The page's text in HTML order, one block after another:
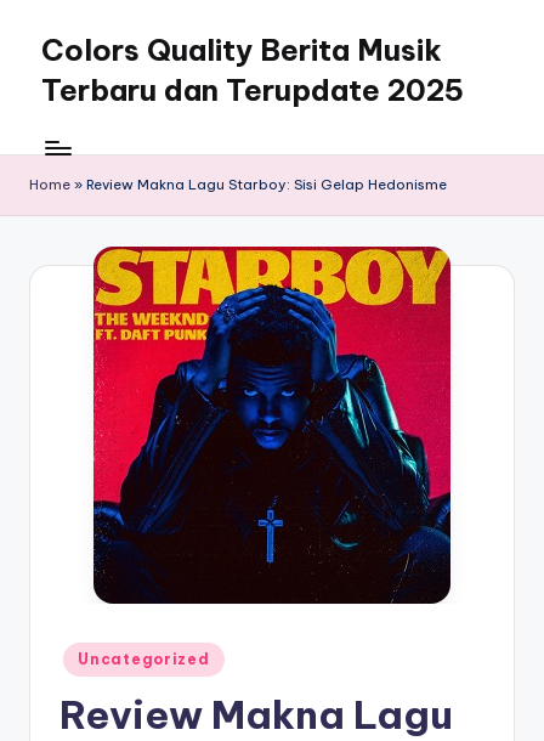
content
Colors Quality Berita Musik
Terbaru dan Terupdate 2025
Home » Review Makna Lagu Starboy: Sisi Gelap Hedonisme
Posted
in
Uncategorized
Review Makna Lagu